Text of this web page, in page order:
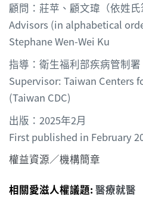
顧問：莊苹、顧文瑋（依姓氏
Advisors (in alphabetical
Stephane Wen-Wei Ku
指導：衛生福利部疾病管制署
Supervisor: Taiwan Centers
(Taiwan CDC)
出版：2025年2月
First published in February
權益資源／機構簡章
相關愛滋人權議題: 醫療就醫